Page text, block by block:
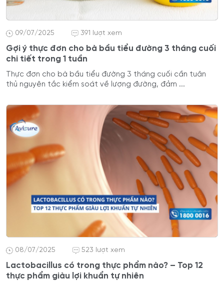
09/07/2025 391 lượt xem
Gợi ý thực đơn cho bà bầu tiểu đường 3 tháng cuối
chi tiết trong 1 tuần
Thực đơn cho bà bầu tiểu đường 3 tháng cuối cần tuân
thủ nguyên tắc kiểm soát về lượng đường, đảm ...
08/07/2025 523 lượt xem
Lactobacillus có trong thực phẩm nào? – Top 12
thực phẩm giàu lợi khuẩn tự nhiên